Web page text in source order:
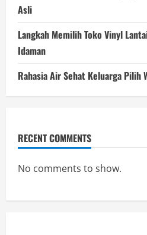
Asli
Langkah Memilih Toko Vinyl
Idaman
Rahasia Air Sehat Keluarga Pilih
RECENT COMMENTS
No comments to show.